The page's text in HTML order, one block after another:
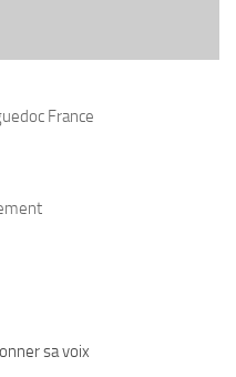
France
sa voix